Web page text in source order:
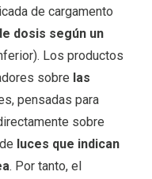
de cargamento
dosis según un
Los productos
sobre las
pensadas para
sobre
luces que indican
. Por tanto, el